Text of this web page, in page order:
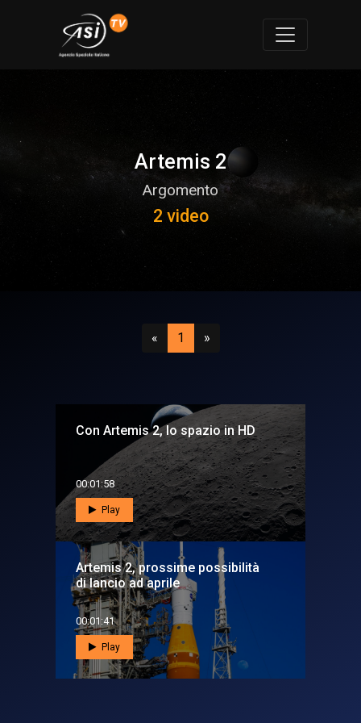
Artemis 2
Argomento
2 video
«Precedente
1 (attuale)
»Successivo
Con Artemis 2, lo spazio in HD
00:01:58
Play
Artemis 2, prossime possibilità
di lancio ad aprile
00:01:41
Play